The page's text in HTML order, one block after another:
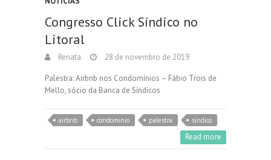
Congresso Click Síndico no
Litoral
Renata 28 de novembro de 2019
Palestra: Airbnb nos Condomínios – Fábio Trois de
Mello, sócio da Banca de Síndicos
airbnb condominio palestra sindico
Read more